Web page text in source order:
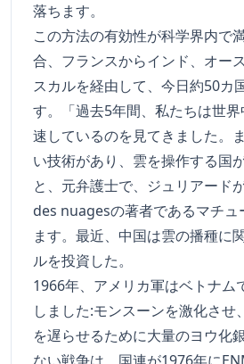
落ちます。
この方法の有効性が科学界内で
合、フランスからインド、オー
スカルを経由して、今日約50カ
す。「過去5年間、私たちは世
速しているのを見てきました。
い技術があり、雲を操作する国
と、元弁護士で、ジュリアード
des nuagesの著者であるマチュ
ます。最近、中国は雲の播種に
ルを投資した。
1966年、アメリカ軍はベトナム
しました:モンスーンを激化させ
を遅らせるために大量のヨウ化